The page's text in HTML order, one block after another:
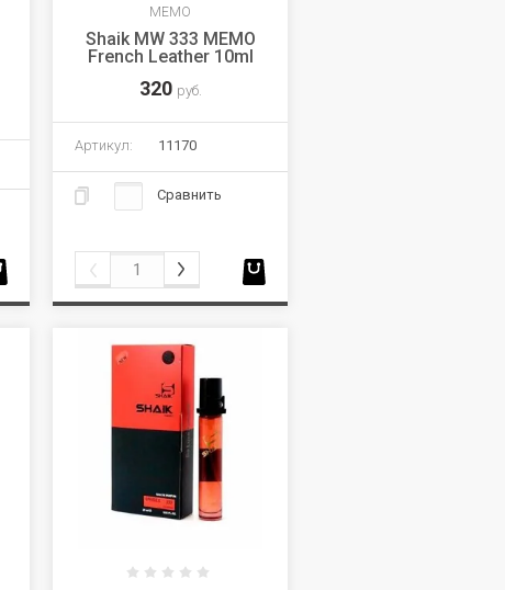
MEMO
Shaik MW 333 MEMO
French Leather 10ml
320 руб.
Артикул: 11170
Сравнить